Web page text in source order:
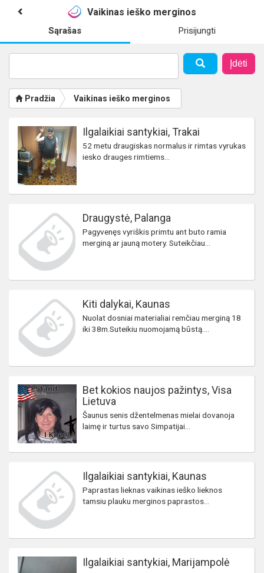
Vaikinas ieško merginos
Sąrašas Prisijungti
Įdėti
Pradžia Vaikinas ieško merginos
Ilgalaikiai santykiai, Trakai
52 metu draugiskas normalus ir rimtas vyrukas
iesko drauges rimtiems...
Draugystė, Palanga
Pagyvenęs vyriškis primtu ant buto ramia
merginą ar jauną motery. Suteikčiau...
Kiti dalykai, Kaunas
Nuolat dosniai materialiai remčiau merginą 18
iki 38m.Suteikiu nuomojamą būstą....
Bet kokios naujos pažintys, Visa
Lietuva
Šaunus senis džentelmenas mielai dovanoja
laimę ir turtus savo Simpatijai...
Ilgalaikiai santykiai, Kaunas
Paprastas lieknas vaikinas ieško lieknos
tamsiu plauku merginos paprastos...
Ilgalaikiai santykiai, Marijampolė